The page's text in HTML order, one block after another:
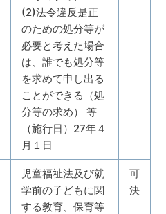
(2)法令違反是正
のための処分等が
必要と考えた場合
は、誰でも処分等
を求めて申し出る
ことができる（処
分等の求め） 等
（施行日）27年４
月１日
児童福祉法及び就
学前の子どもに関
する教育、保育等
可
決